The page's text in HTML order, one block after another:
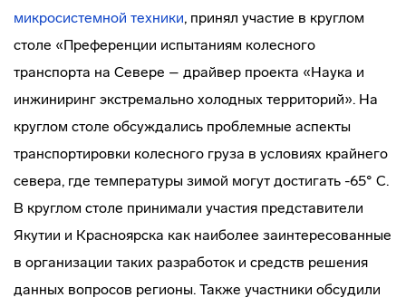
микросистемной техники, принял участие в круглом
столе «Преференции испытаниям колесного
транспорта на Севере – драйвер проекта «Наука и
инжиниринг экстремально холодных территорий». На
круглом столе обсуждались проблемные аспекты
транспортировки колесного груза в условиях крайнего
севера, где температуры зимой могут достигать -65° С.
В круглом столе принимали участия представители
Якутии и Красноярска как наиболее заинтересованные
в организации таких разработок и средств решения
данных вопросов регионы. Также участники обсудили